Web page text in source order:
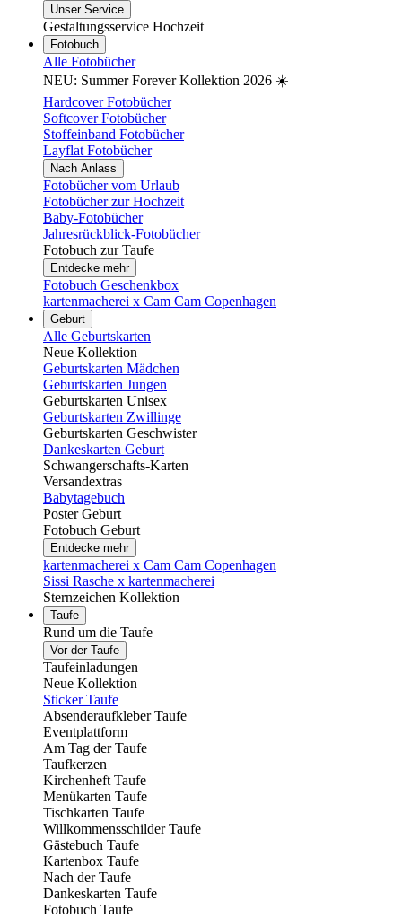
Unser Service
Gestaltungsservice Hochzeit
Fotobuch
Alle Fotobücher
NEU: Summer Forever Kollektion 2026 ☀️
Hardcover Fotobücher
Softcover Fotobücher
Stoffeinband Fotobücher
Layflat Fotobücher
Nach Anlass
Fotobücher vom Urlaub
Fotobücher zur Hochzeit
Baby-Fotobücher
Jahresrückblick-Fotobücher
Fotobuch zur Taufe
Entdecke mehr
Fotobuch Geschenkbox
kartenmacherei x Cam Cam Copenhagen
Geburt
Alle Geburtskarten
Neue Kollektion
Geburtskarten Mädchen
Geburtskarten Jungen
Geburtskarten Unisex
Geburtskarten Zwillinge
Geburtskarten Geschwister
Dankeskarten Geburt
Schwangerschafts-Karten
Versandextras
Babytagebuch
Poster Geburt
Fotobuch Geburt
Entdecke mehr
kartenmacherei x Cam Cam Copenhagen
Sissi Rasche x kartenmacherei
Sternzeichen Kollektion
Taufe
Rund um die Taufe
Vor der Taufe
Taufeinladungen
Neue Kollektion
Sticker Taufe
Absenderaufkleber Taufe
Eventplattform
Am Tag der Taufe
Taufkerzen
Kirchenheft Taufe
Menükarten Taufe
Tischkarten Taufe
Willkommensschilder Taufe
Gästebuch Taufe
Kartenbox Taufe
Nach der Taufe
Dankeskarten Taufe
Fotobuch Taufe